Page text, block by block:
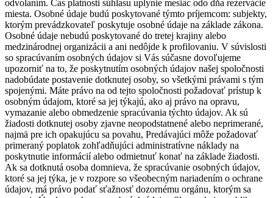
odvolaním. Čas platnosti súhlasu uplynie mesiac odo dňa rezervácie
miesta. Osobné údaje budú poskytované týmto príjemcom: subjekty,
ktorým prevádzkovateľ poskytuje osobné údaje na základe zákona.
Osobné údaje nebudú poskytované do tretej krajiny alebo
medzinárodnej organizácii a ani nedôjde k profilovaniu. V súvislosti
so spracúvaním osobných údajov si Vás súčasne dovoľujeme
upozorniť na to, že poskytnutím osobných údajov našej spoločnosti
nadobúdate postavenie dotknutej osoby, so všetkými právami s tým
spojenými. Máte právo na od tejto spoločnosti požadovať prístup k
osobným údajom, ktoré sa jej týkajú, ako aj právo na opravu,
vymazanie alebo obmedzenie spracúvania týchto údajov. Ak sú
žiadosti dotknutej osoby zjavne neopodstatnené alebo neprimerané,
najmä pre ich opakujúcu sa povahu, Predávajúci môže požadovať
primeraný poplatok zohľadňujúci administratívne náklady na
poskytnutie informácií alebo odmietnuť konať na základe žiadosti.
Ak sa dotknutá osoba domnieva, že spracúvanie osobných údajov,
ktoré sa jej týka, je v rozpore so všeobecným nariadením o ochrane
údajov, má právo podať sťažnosť dozornému orgánu, ktorým sa